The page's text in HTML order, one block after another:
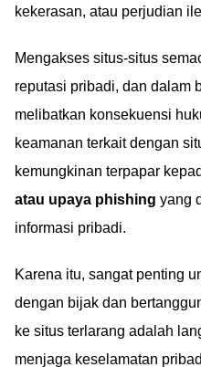
kekerasan, atau perjudian
Mengakses situs-situs
reputasi pribadi, dan dalam
melibatkan konsekuensi
keamanan terkait dengan
kemungkinan terpapar
atau upaya phishing yang
informasi pribadi.
Karena itu, sangat penting
dengan bijak dan
ke situs terlarang adalah
menjaga keselamatan